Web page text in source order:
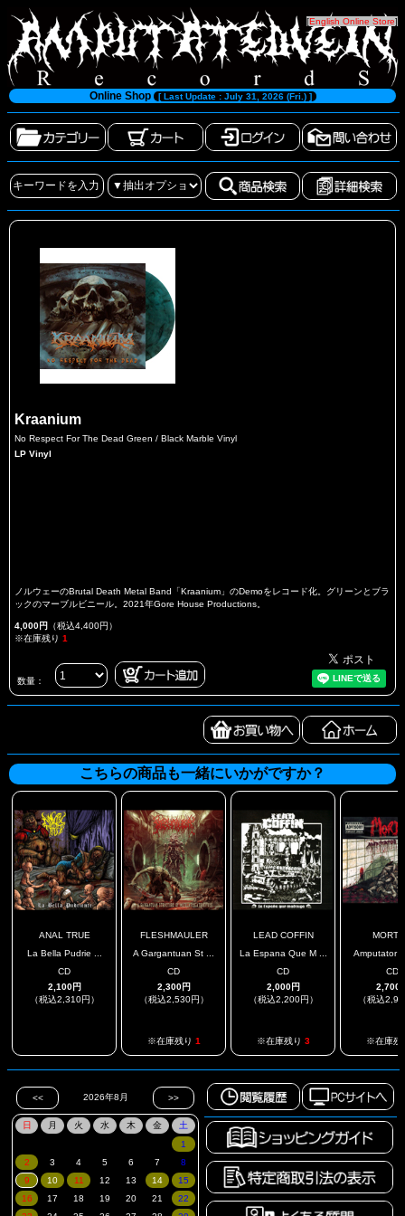
[English Online Store]
Online Shop [ Last Update : July 31, 2026 (Fri.) ]
Kraanium
No Respect For The Dead Green / Black Marble Vinyl
LP Vinyl
ノルウェーのBrutal Death Metal Band「Kraanium」のDemoをレコード化。グリーンとブラ
ックのマーブルビニール。2021年Gore House Productions。
4,000円 （税込4,400円）
※在庫残り 1
数量：
こちらの商品も一緒にいかがですか？
ANAL TRUE
La Bella Pudrie ...
CD
2,100円
（税込2,310円）
FLESHMAULER
A Gargantuan St ...
CD
2,300円
（税込2,530円）
※在庫残り 1
LEAD COFFIN
La Espana Que M ...
CD
2,000円
（税込2,200円）
※在庫残り 3
Amputator
CD
2,700
（税込
※在庫残